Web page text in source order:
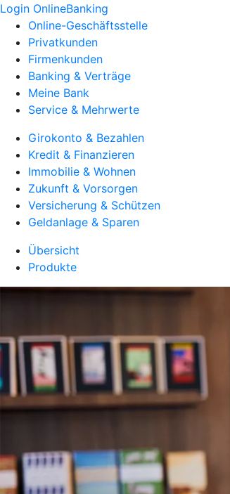
Login OnlineBanking
Online-Geschäftsstelle
Privatkunden
Firmenkunden
Banking & Verträge
Meine Bank
Service & Mehrwerte
Girokonto & Bezahlen
Kredit & Finanzieren
Immobilie & Wohnen
Zukunft & Vorsorgen
Versicherung & Schützen
Geldanlage & Sparen
Übersicht
Produkte